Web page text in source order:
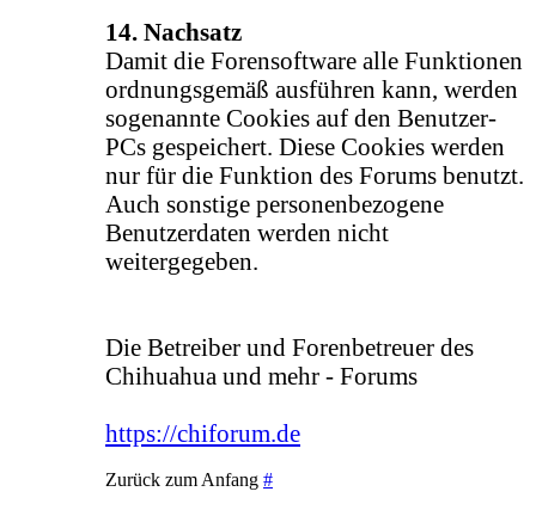
14. Nachsatz
Damit die Forensoftware alle Funktionen
ordnungsgemäß ausführen kann, werden
sogenannte Cookies auf den Benutzer-
PCs gespeichert. Diese Cookies werden
nur für die Funktion des Forums benutzt.
Auch sonstige personenbezogene
Benutzerdaten werden nicht
weitergegeben.
Die Betreiber und Forenbetreuer des
Chihuahua und mehr - Forums
https://chiforum.de
Zurück zum Anfang #